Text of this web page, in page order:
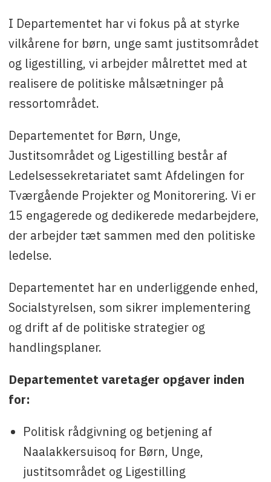
I Departementet har vi fokus på at styrke
vilkårene for børn, unge samt justitsområdet
og ligestilling, vi arbejder målrettet med at
realisere de politiske målsætninger på
ressortområdet.
Departementet for Børn, Unge,
Justitsområdet og Ligestilling består af
Ledelsessekretariatet samt Afdelingen for
Tværgående Projekter og Monitorering. Vi er
15 engagerede og dedikerede medarbejdere,
der arbejder tæt sammen med den politiske
ledelse.
Departementet har en underliggende enhed,
Socialstyrelsen, som sikrer implementering
og drift af de politiske strategier og
handlingsplaner.
Departementet varetager opgaver inden
for:
Politisk rådgivning og betjening af
Naalakkersuisoq for Børn, Unge,
justitsområdet og Ligestilling